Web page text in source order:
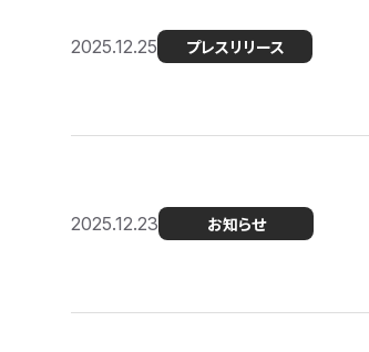
2025.12.25 プレスリリース
2025.12.23 お知らせ